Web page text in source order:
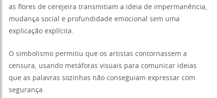
as flores de cerejeira transmitiam a ideia de impermanência,
mudança social e profundidade emocional sem uma
explicação explícita.
O simbolismo permitiu que os artistas contornassem a
censura, usando metáforas visuais para comunicar ideias
que as palavras sozinhas não conseguiam expressar com
segurança.